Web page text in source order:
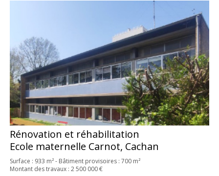
Rénovation et réhabilitation
Ecole maternelle Carnot, Cachan
Surface : 933 m² - Bâtiment provisoires : 700 m²
Montant des travaux : 2 500 000 €